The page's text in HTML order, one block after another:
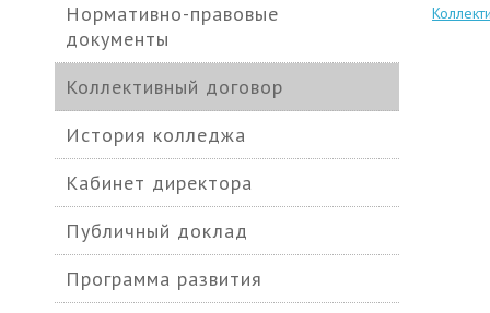
Нормативно-правовые
документы
Коллективный договор
История колледжа
Кабинет директора
Публичный доклад
Программа развития